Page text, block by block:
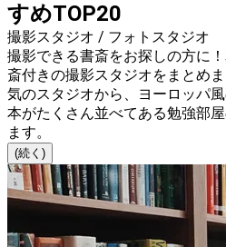
すめTOP20
撮影スタジオ / フォトスタジオ
撮影できる書斎をお探しの方に
斎付きの撮影スタジオをまとめ
気のスタジオから、ヨーロッパ
本がたくさん並べてある勉強部
ます。
(続く)